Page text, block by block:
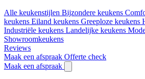
Alle keukenstijlen Bijzondere keukens
keukens Eiland keukens Greeploze keukens
Industriële keukens Landelijke keukens
Showroomkeukens
Reviews
Maak een afspraak Offerte check
Maak een afspraak